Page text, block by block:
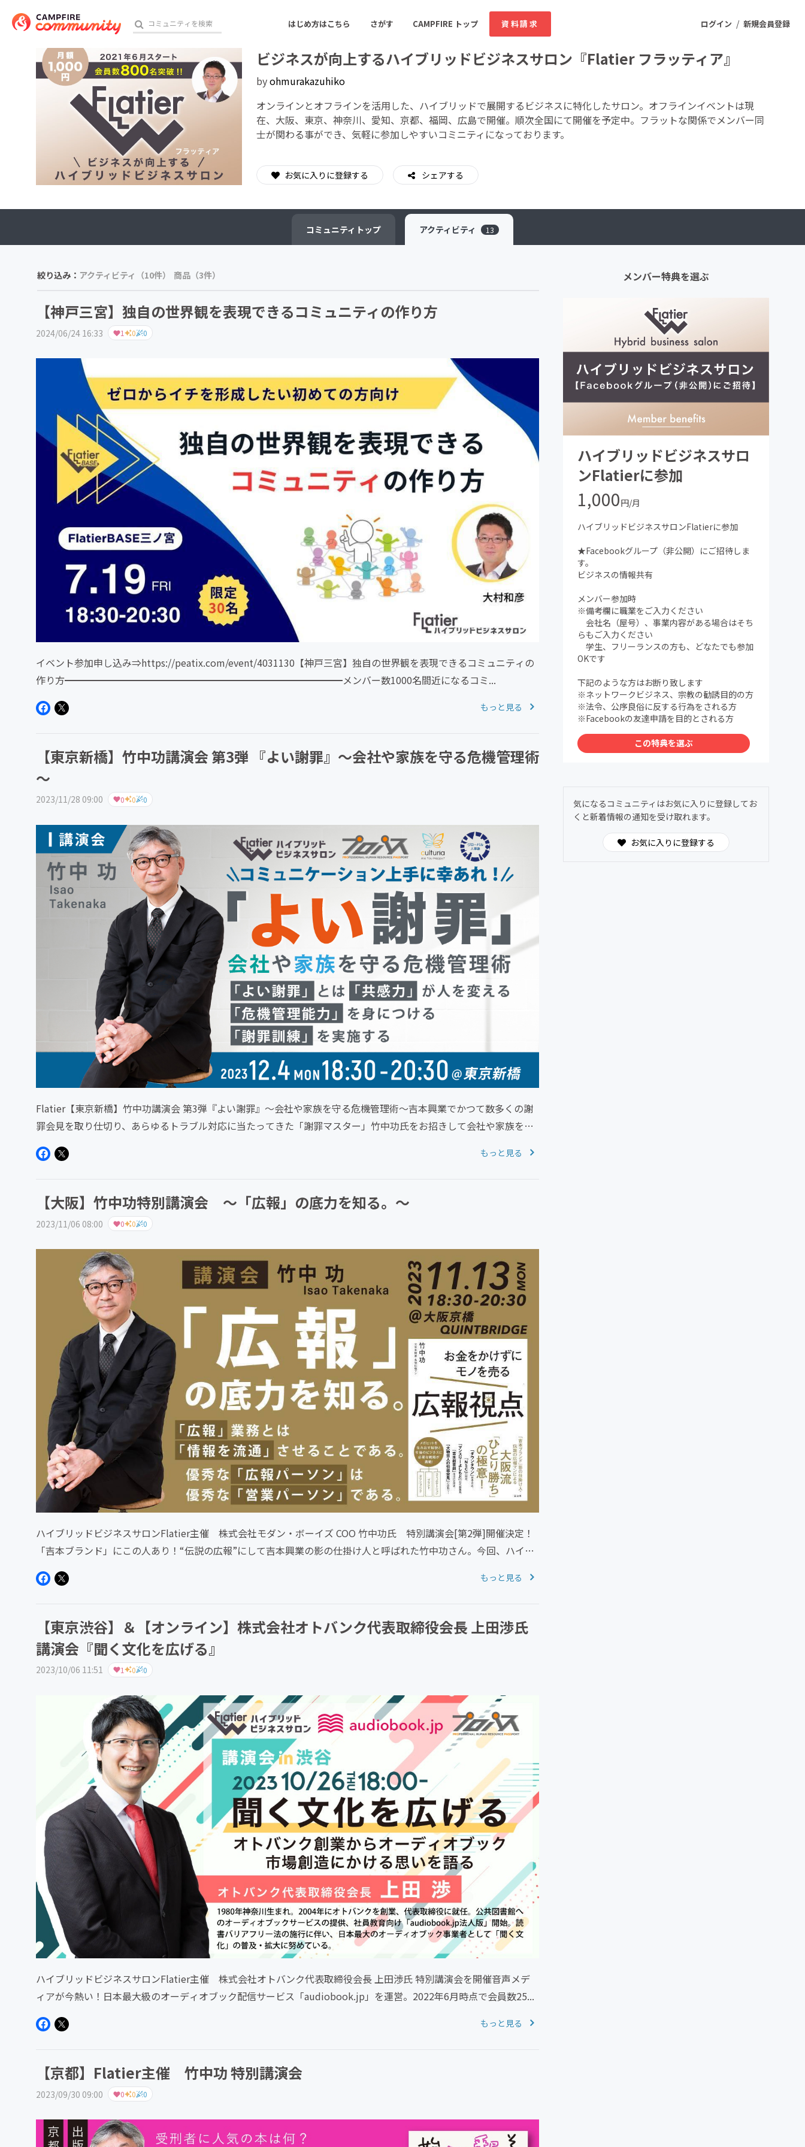
ログイン / 新規会員登録
はじめ方はこちら さがす CAMPFIRE トップ 資料請求
おすすめのコミュニティ 人気のコミュニティ 新着のコミュニティ
アート・写真
テクノロジー・ガジェット
ゲーム・サービス開発 フード・飲食店
ビューティー・ヘルスケア
チャレンジ
ビジネスが向上するハイブリッドビジネスサロン『Flatier フラッティア』
byohmurakazuhiko
オンラインとオフラインを活用した、ハイブリッドで展開するビジネスに特化したサロン。オフラインイベントは現
在、大阪、東京、神奈川、愛知、京都、福岡、広島で開催。順次全国にて開催を予定中。フラットな関係でメンバー同
士が関わる事ができ、気軽に参加しやすいコミニティになっております。
お気に入りに登録する シェアする
コミュニティ トップ アクティビティ 13
絞り込み： アクティビティ（10件） 商品（3件）
【神戸三宮】独自の世界観を表現できるコミュニティの作り方
2024/06/24 16:33 1 0 0
イベント参加申し込み⇒https://peatix.com/event/4031130【神戸三宮】独自の世界観を表現できるコミュニティの
作り方━━━━━━━━━━━━━━━━━━━━━━━━━━━━━メンバー数1000名間近になるコミ...
もっと見る
【東京新橋】竹中功講演会 第3弾 『よい謝罪』～会社や家族を守る危機管理術
～
2023/11/28 09:00 0 0 0
Flatier【東京新橋】竹中功講演会 第3弾『よい謝罪』～会社や家族を守る危機管理術～吉本興業でかつて数多くの謝
罪会見を取り仕切り、あらゆるトラブル対応に当たってきた「謝罪マスター」竹中功氏をお招きして会社や家族を守
る危機管理術とな...
もっと見る
【大阪】竹中功特別講演会 ～「広報」の底力を知る。～
2023/11/06 08:00 0 0 0
ハイブリッドビジネスサロンFlatier主催 株式会社モダン・ボーイズ COO 竹中功氏 特別講演会[第2弾]開催決定！
「吉本ブランド」にこの人あり！“伝説の広報”にして吉本興業の影の仕掛け人と呼ばれた竹中功さん。今回、ハイブ
リッドビ...
もっと見る
【東京渋谷】＆【オンライン】株式会社オトバンク代表取締役会長 上田渉氏
講演会『聞く文化を広げる』
2023/10/06 11:51 1 0 0
ハイブリッドビジネスサロンFlatier主催 株式会社オトバンク代表取締役会長 上田渉氏 特別講演会を開催音声メデ
ィアが今熱い！日本最大級のオーディオブック配信サービス「audiobook.jp」を運営。2022年6月時点で会員数25...
もっと見る
【京都】Flatier主催 竹中功 特別講演会
2023/09/30 09:00 0 0 0
メンバー特典を選ぶ
ハイブリッドビジネスサロ
ンFlatierに参加
1,000円/月
ハイブリッドビジネスサロンFlatierに参加
★Facebookグループ（非公開）にご招待しま
す。
ビジネスの情報共有
メンバー参加時
※備考欄に職業をご入力ください
会社名（屋号）、事業内容がある場合はそち
らもご入力ください
学生、フリーランスの方も、どなたでも参加
OKです
下記のような方はお断り致します
※ネットワークビジネス、宗教の勧誘目的の方
※法令、公序良俗に反する行為をされる方
※Facebookの友達申請を目的とされる方
この特典を選ぶ
気になるコミュニティはお気に入りに登録してお
くと新着情報の通知を受け取れます。
お気に入りに登録する